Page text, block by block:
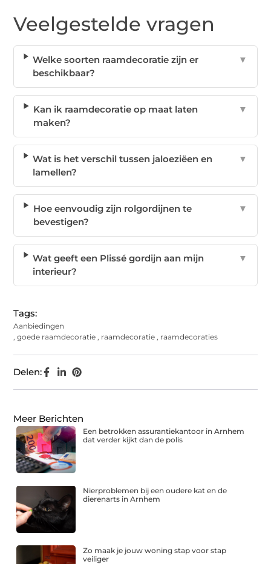
Veelgestelde vragen
Welke soorten raamdecoratie zijn er
beschikbaar?
▼
Kan ik raamdecoratie op maat laten
maken?
▼
Wat is het verschil tussen jaloeziëen en
lamellen?
▼
Hoe eenvoudig zijn rolgordijnen te
bevestigen?
▼
Wat geeft een Plissé gordijn aan mijn
interieur?
▼
Tags:
Aanbiedingen
,goede raamdecoratie , raamdecoratie , raamdecoraties
Delen:
Meer Berichten
Een betrokken assurantiekantoor in Arnhem
dat verder kijkt dan de polis
Nierproblemen bij een oudere kat en de
dierenarts in Arnhem
Zo maak je jouw woning stap voor stap
veiliger